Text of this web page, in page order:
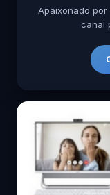
Apaixonado por
canal